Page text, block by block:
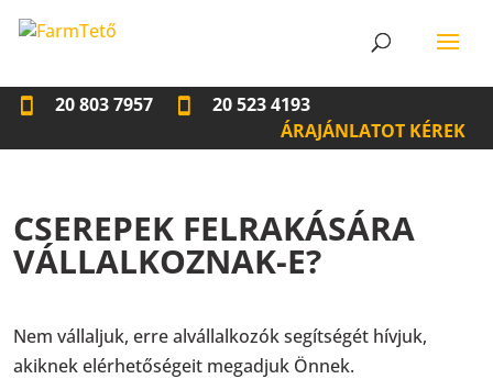
20 803 7957
20 523 4193
ÁRAJÁNLATOT KÉREK
CSEREPEK FELRAKÁSÁRA
VÁLLALKOZNAK-E?
Nem vállaljuk, erre alvállalkozók segítségét hívjuk,
akiknek elérhetőségeit megadjuk Önnek.